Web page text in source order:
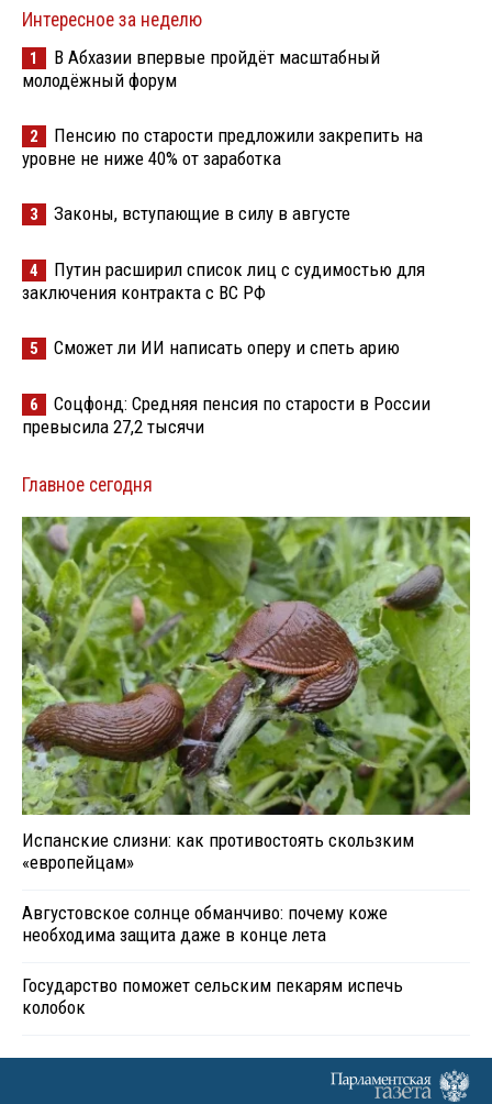
Интересное за неделю
1
В Абхазии впервые пройдёт масштабный
молодёжный форум
2
Пенсию по старости предложили закрепить на
уровне не ниже 40% от заработка
3 Законы, вступающие в силу в августе
4
Путин расширил список лиц с судимостью для
заключения контракта с ВС РФ
5 Сможет ли ИИ написать оперу и спеть арию
6
Соцфонд: Средняя пенсия по старости в России
превысила 27,2 тысячи
Главное сегодня
Испанские слизни: как противостоять скользким
«европейцам»
Августовское солнце обманчиво: почему коже
необходима защита даже в конце лета
Государство поможет сельским пекарям испечь
колобок